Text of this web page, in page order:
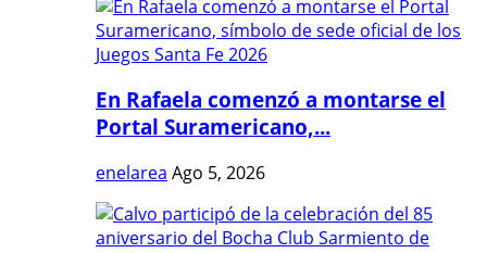
En Rafaela comenzó a montarse el
Portal Suramericano,...
enelarea Ago 5, 2026